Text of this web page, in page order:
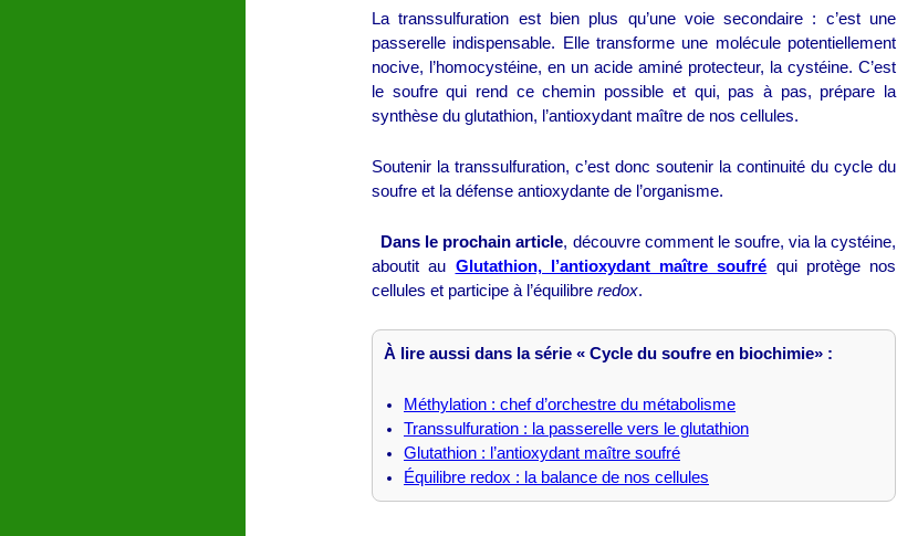
La transsulfuration est bien plus qu’une voie secondaire : c’est une
passerelle indispensable. Elle transforme une molécule potentiellement
nocive, l’homocystéine, en un acide aminé protecteur, la cystéine. C’est
le soufre qui rend ce chemin possible et qui, pas à pas, prépare la
synthèse du glutathion, l’antioxydant maître de nos cellules.
Soutenir la transsulfuration, c’est donc soutenir la continuité du cycle du
soufre et la défense antioxydante de l’organisme.
Dans le prochain article, découvre comment le soufre, via la cystéine,
aboutit au Glutathion, l’antioxydant maître soufré qui protège nos
cellules et participe à l’équilibre redox.
À lire aussi dans la série « Cycle du soufre en biochimie» :
Méthylation : chef d’orchestre du métabolisme
Transsulfuration : la passerelle vers le glutathion
Glutathion : l’antioxydant maître soufré
Équilibre redox : la balance de nos cellules